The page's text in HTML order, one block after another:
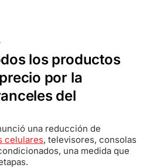
los productos
por la
del
una reducción de
celulares, televisores, consolas
una medida que